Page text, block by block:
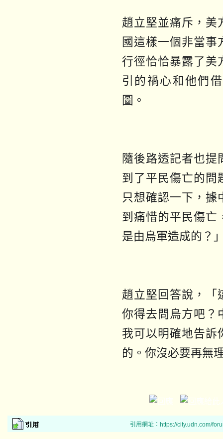
趙立堅並痛斥，美
國這樣一個非當事
行徑恰恰暴露了美
引的禍心和他們
圖。
隨後路透記者也提
到了平民傷亡的問
只想確認一下，據
到痛惜的平民傷亡
是由烏軍造成的？
趙立堅回答說，「
你得去問烏方吧？
我可以明確地告訴
的。你沒必要再無
引用網址：https://city.udn.com/